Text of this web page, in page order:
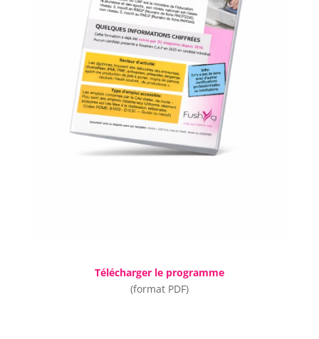
Télécharger le programme
(format PDF)